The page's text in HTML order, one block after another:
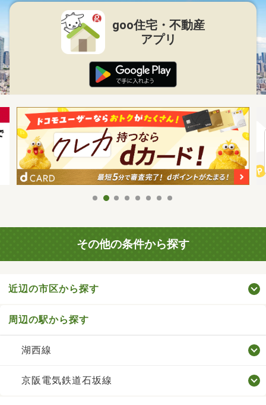
goo住宅・不動産
アプリ
その他の条件から探す
近辺の市区から探す
周辺の駅から探す
湖西線
京阪電気鉄道石坂線